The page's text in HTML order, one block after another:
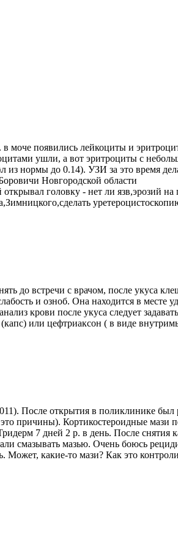
в моче появились лейкоциты и
ушли, а вот эритроциты с
нормы до 0.14). УЗИ за это время
Новгородской области
головку - нет ли язв,эрозий
до встречи с врачом, после укуса
и озноб. Она находится в
крови после укуса следует
или цефтриаксон ( в виде
После открытия в поликлинике
причины). Кортикостероидные мази
7 дней 2 р. в день. После
смазывать мазью. Очень боюсь
какие-то мази? Как это